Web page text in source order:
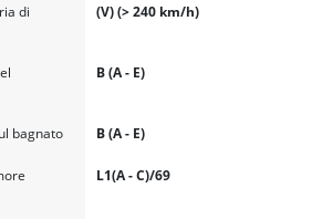
di
(V) (> 240 km/h)
B (A - E)
bagnato B (A - E)
L1(A - C)/69